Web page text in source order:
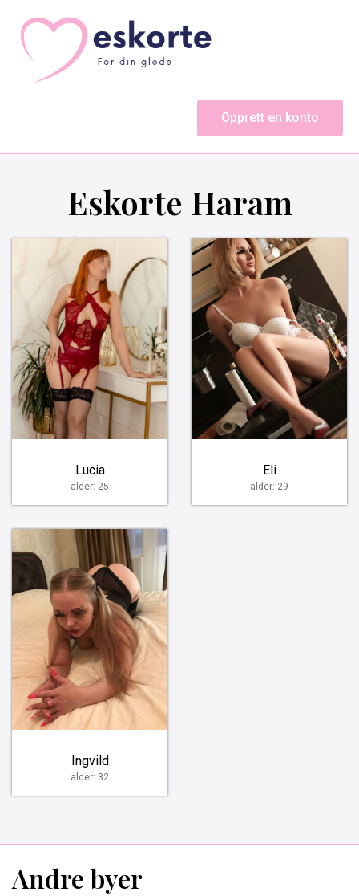
Opprett en konto
Eskorte Haram
Lucia
alder: 25
Eli
alder: 29
Ingvild
alder: 32
Andre byer